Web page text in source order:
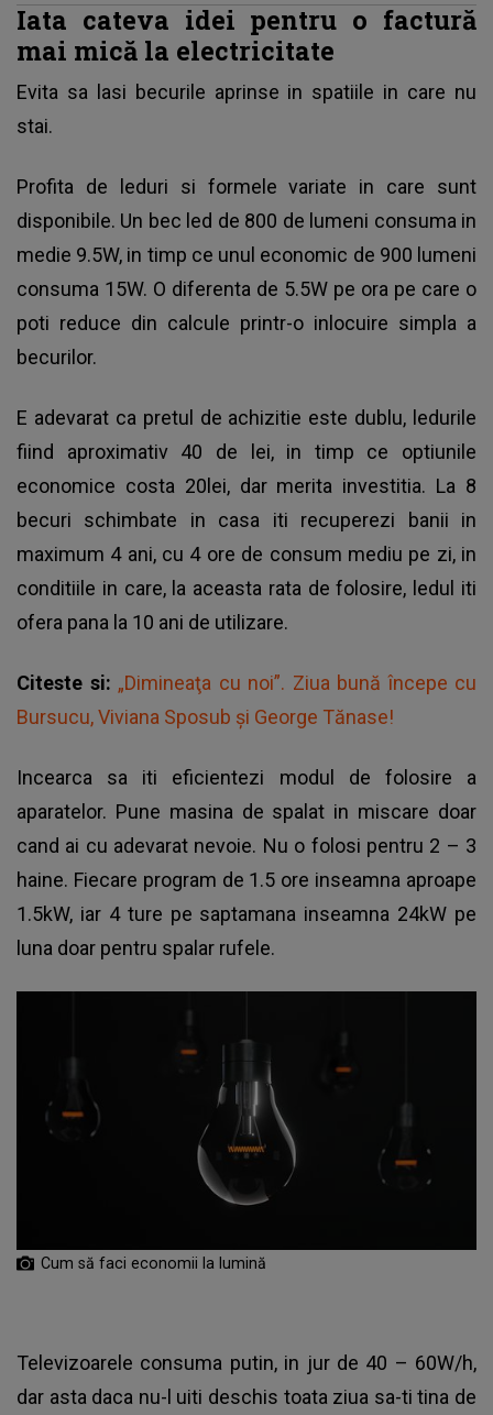
Iata cateva idei pentru o factură
mai mică la electricitate
Evita sa lasi becurile aprinse in spatiile in care nu
stai.
Profita de leduri si formele variate in care sunt
disponibile. Un bec led de 800 de lumeni consuma in
medie 9.5W, in timp ce unul economic de 900 lumeni
consuma 15W. O diferenta de 5.5W pe ora pe care o
poti reduce din calcule printr-o inlocuire simpla a
becurilor.
E adevarat ca pretul de achizitie este dublu, ledurile
fiind aproximativ 40 de lei, in timp ce optiunile
economice costa 20lei, dar merita investitia. La 8
becuri schimbate in casa iti recuperezi banii in
maximum 4 ani, cu 4 ore de consum mediu pe zi, in
conditiile in care, la aceasta rata de folosire, ledul iti
ofera pana la 10 ani de utilizare.
Citeste si: „Dimineaţa cu noi”. Ziua bună începe cu
Bursucu, Viviana Sposub şi George Tănase!
Incearca sa iti eficientezi modul de folosire a
aparatelor. Pune masina de spalat in miscare doar
cand ai cu adevarat nevoie. Nu o folosi pentru 2 – 3
haine. Fiecare program de 1.5 ore inseamna aproape
1.5kW, iar 4 ture pe saptamana inseamna 24kW pe
luna doar pentru spalar rufele.
Cum să faci economii la lumină
Televizoarele consuma putin, in jur de 40 – 60W/h,
dar asta daca nu-l uiti deschis toata ziua sa-ti tina de